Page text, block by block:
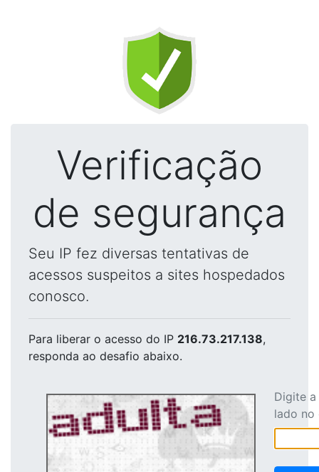
Verificação
de segurança
Seu IP fez diversas tentativas de
acessos suspeitos a sites hospedados
conosco.
Para liberar o acesso do IP 216.73.217.138,
responda ao desafio abaixo.
Digite
lado no